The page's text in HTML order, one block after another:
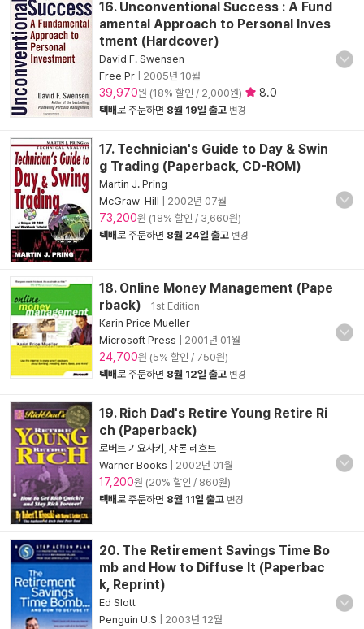
16. Unconventional Success : A Fund
amental Approach to Personal Inves
tment (Hardcover)
David F. Swensen
Free Pr
2005년 10월
39,970원 (18% 할인 / 2,000원) 8.0
택배로 주문하면 8월 19일 출고 변경
17. Technician's Guide to Day & Swin
g Trading (Paperback, CD-ROM)
Martin J. Pring
McGraw-Hill
2002년 07월
73,200원 (18% 할인 / 3,660원)
택배로 주문하면 8월 24일 출고 변경
18. Online Money Management (Pape
rback) - 1st Edition
Karin Price Mueller
Microsoft Press
2001년 01월
24,700원 (5% 할인 / 750원)
택배로 주문하면 8월 12일 출고 변경
19. Rich Dad's Retire Young Retire Ri
ch (Paperback)
로버트 기요사키
샤론 레흐트
Warner Books
2002년 01월
17,200원 (20% 할인 / 860원)
택배로 주문하면 8월 11일 출고 변경
20. The Retirement Savings Time Bo
mb and How to Diffuse It (Paperbac
k, Reprint)
Ed Slott
Penguin U.S
2003년 12월